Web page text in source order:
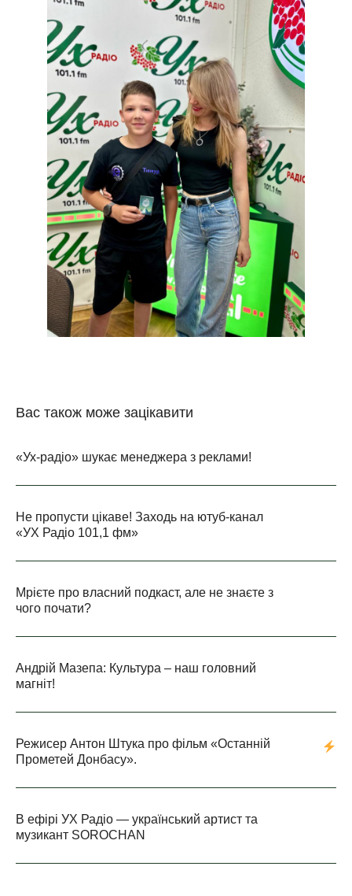
Вас також може зацікавити
«Ух-радіо» шукає менеджера з реклами!
Не пропусти цікаве! Заходь на ютуб-канал
«УХ Радіо 101,1 фм»
Мрієте про власний подкаст, але не знаєте з
чого почати?
Андрій Мазепа: Культура – наш головний
магніт!
Режисер Антон Штука про фільм «Останній
Прометей Донбасу».
В ефірі УХ Радіо — український артист та
музикант SOROCHAN